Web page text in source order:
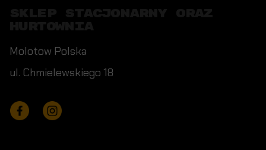
Molotow Polska
ul. Chmielewskiego 18
FacebookInstagram